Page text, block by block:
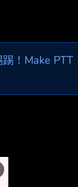
！Make PTT